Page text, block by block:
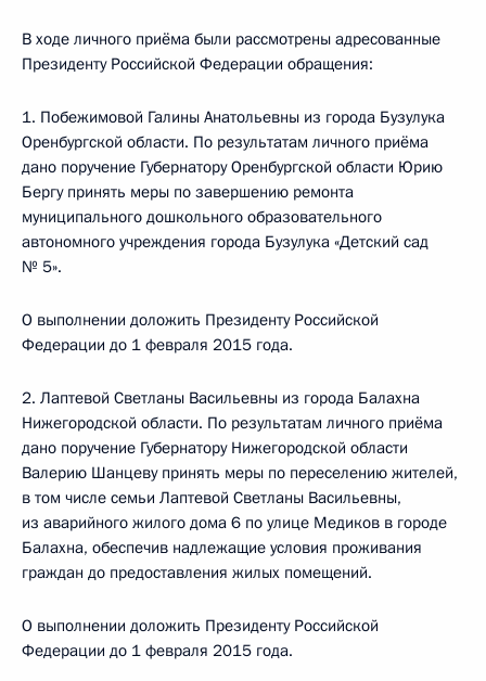
В ходе личного приёма были рассмотрены адресованные
Президенту Российской Федерации обращения:
1. Побежимовой Галины Анатольевны из города Бузулука
Оренбургской области. По результатам личного приёма
дано поручение Губернатору Оренбургской области Юрию
Бергу принять меры по завершению ремонта
муниципального дошкольного образовательного
автономного учреждения города Бузулука «Детский сад
№ 5».
О выполнении доложить Президенту Российской
Федерации до 1 февраля 2015 года.
2. Лаптевой Светланы Васильевны из города Балахна
Нижегородской области. По результатам личного приёма
дано поручение Губернатору Нижегородской области
Валерию Шанцеву принять меры по переселению жителей,
в том числе семьи Лаптевой Светланы Васильевны,
из аварийного жилого дома 6 по улице Медиков в городе
Балахна, обеспечив надлежащие условия проживания
граждан до предоставления жилых помещений.
О выполнении доложить Президенту Российской
Федерации до 1 февраля 2015 года.